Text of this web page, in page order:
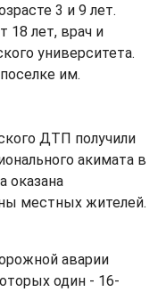
3 и 9 лет.
18 лет, врач и
университета.
им.
ДТП получили
акимата в
оказана
местных жителей.
аварии
один - 16-